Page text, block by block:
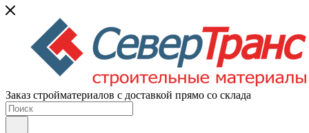
Заказ стройматериалов с доставкой прямо со склада